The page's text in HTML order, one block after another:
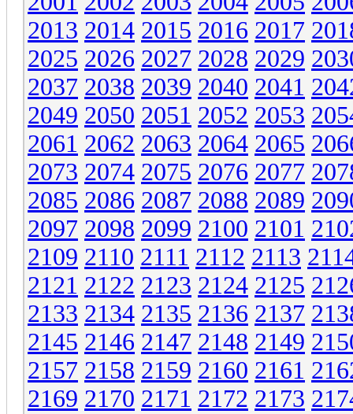
2013 2014 2015 2016 2017
2025 2026 2027 2028 2029
2037 2038 2039 2040 2041
2049 2050 2051 2052 2053
2061 2062 2063 2064 2065
2073 2074 2075 2076 2077
2085 2086 2087 2088 2089
2097 2098 2099 2100 2101
2109 2110 2111 2112 2113
2121 2122 2123 2124 2125
2133 2134 2135 2136 2137
2145 2146 2147 2148 2149
2157 2158 2159 2160 2161
2169 2170 2171 2172 2173